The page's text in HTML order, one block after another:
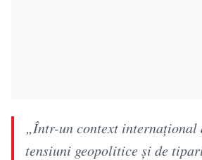
„Într-un context internațional
tensiuni geopolitice și de